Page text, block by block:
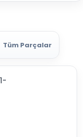
Tüm Parçalar